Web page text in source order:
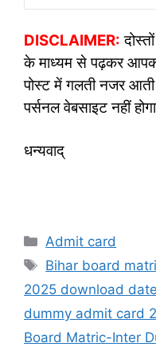
DISCLAIMER:
के माध्यम से पढ़कर
पोस्ट में गलती नजर आती
पर्सनल वेबसाइट नहीं
धन्यवाद्
Categories
Admit card
Tags
Bihar board
2025 download date
dummy admit card
Board Matric-Inter